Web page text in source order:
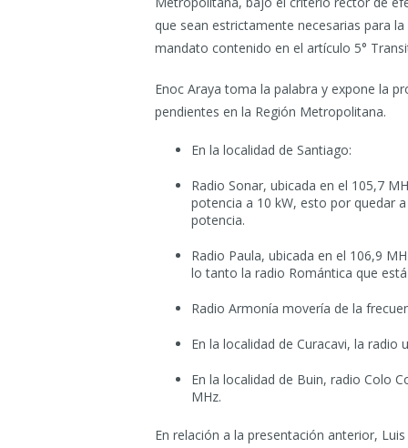
que sean estrictamente necesarias para
mandato contenido en el artículo 5°
Enoc Araya toma la palabra y expone la
pendientes en la Región Metropolitana.
En la localidad de Santiago:
Radio Sonar, ubicada en el 105,7
potencia a 10 kW, esto por quedar
potencia.
Radio Paula, ubicada en el 106,9
lo tanto la radio Romántica que
Radio Armonía movería de la
En la localidad de Curacavi, la radio
En la localidad de Buin, radio Colo
MHz.
En relación a la presentación anterior,